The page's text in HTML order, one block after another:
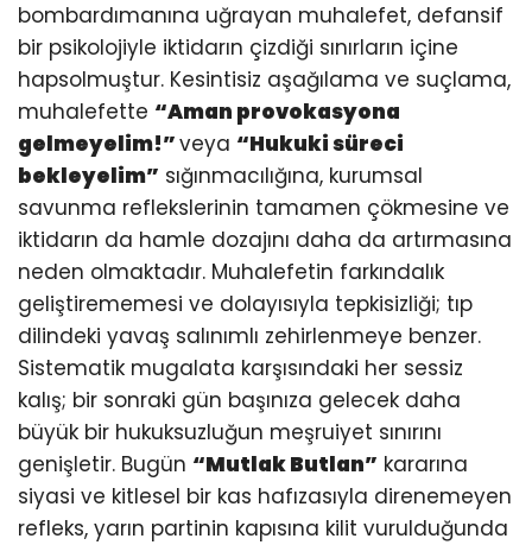
bombardımanına uğrayan muhalefet, defansif
bir psikolojiyle iktidarın çizdiği sınırların içine
hapsolmuştur. Kesintisiz aşağılama ve suçlama,
muhalefette “Aman provokasyona
gelmeyelim!”veya “Hukuki süreci
bekleyelim” sığınmacılığına, kurumsal
savunma reflekslerinin tamamen çökmesine ve
iktidarın da hamle dozajını daha da artırmasına
neden olmaktadır. Muhalefetin farkındalık
geliştirememesi ve dolayısıyla tepkisizliği; tıp
dilindeki yavaş salınımlı zehirlenmeye benzer.
Sistematik mugalata karşısındaki her sessiz
kalış; bir sonraki gün başınıza gelecek daha
büyük bir hukuksuzluğun meşruiyet sınırını
genişletir. Bugün “Mutlak Butlan” kararına
siyasi ve kitlesel bir kas hafızasıyla direnemeyen
refleks, yarın partinin kapısına kilit vurulduğunda